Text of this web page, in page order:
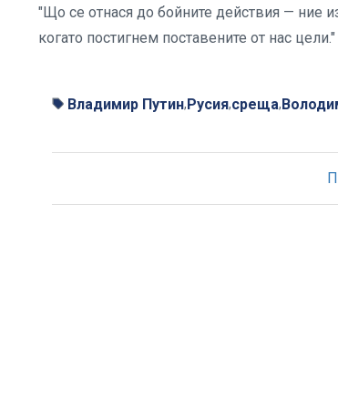
"Що се отнася до бойните действия — ние
когато постигнем поставените от нас
Владимир Путин,Русия,среща,